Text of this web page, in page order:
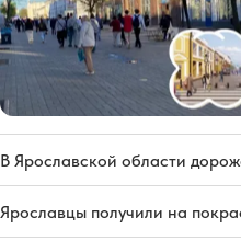
В Ярославской области
Ярославцы получили на